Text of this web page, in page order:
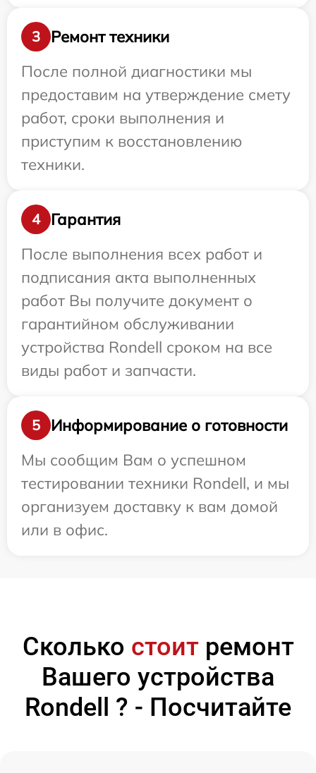
3
Ремонт техники
После полной диагностики мы
предоставим на утверждение смету
работ, сроки выполнения и
приступим к восстановлению
техники.
4
Гарантия
После выполнения всех работ и
подписания акта выполненных
работ Вы получите документ о
гарантийном обслуживании
устройства Rondell сроком на все
виды работ и запчасти.
5
Информирование о готовности
Мы сообщим Вам о успешном
тестировании техники Rondell, и мы
организуем доставку к вам домой
или в офис.
Сколько стоитремонт
Вашего устройства
Rondell ? - Посчитайте